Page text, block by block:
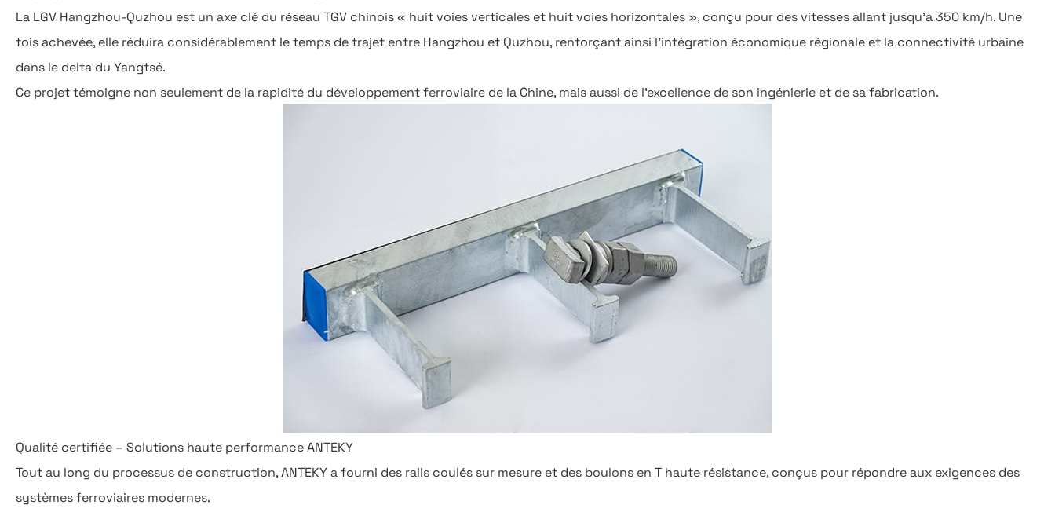
La LGV Hangzhou-Quzhou est un axe clé du réseau TGV chinois « huit voies verticales et huit voies horizontales », conçu pour des vitesses allant jusqu'à 350 km/h. Une
fois achevée, elle réduira considérablement le temps de trajet entre Hangzhou et Quzhou, renforçant ainsi l'intégration économique régionale et la connectivité urbaine
dans le delta du Yangtsé.
Ce projet témoigne non seulement de la rapidité du développement ferroviaire de la Chine, mais aussi de l'excellence de son ingénierie et de sa fabrication.
Qualité certifiée – Solutions haute performance ANTEKY
Tout au long du processus de construction, ANTEKY a fourni des rails coulés sur mesure et des boulons en T haute résistance, conçus pour répondre aux exigences des
systèmes ferroviaires modernes.